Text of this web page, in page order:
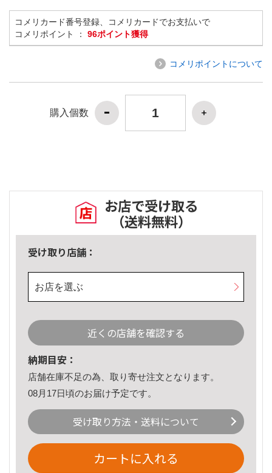
コメリカード番号登録、コメリカードでお支払いで
コメリポイント ： 96ポイント獲得
コメリポイントについて
購入個数
お店で受け取る
（送料無料）
受け取り店舗：
お店を選ぶ
近くの店舗を確認する
納期目安：
店舗在庫不足の為、取り寄せ注文となります。
08月17日頃のお届け予定です。
受け取り方法・送料について
カートに入れる